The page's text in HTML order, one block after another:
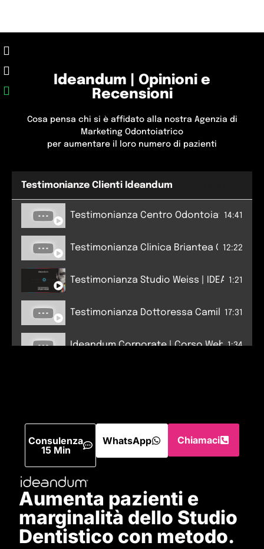
Ideandum | Opinioni e
Recensioni
Cosa pensa chi si è affidato alla nostra Agenzia di
Marketing Odontoiatrico
per aumentare il loro numero di pazienti
Testimonianze Clienti Ideandum
Testimonianza Centro Odontoiatrico14:41
Testimonianza Clinica Briantea 12:22
Testimonianza Studio Weiss | IDEANDUM
1:21
Testimonianza Dottoressa Camilla 17:31
Ideandum Corporate | Corso Web 1:34
Consulenza
15 Min
WhatsApp Chiamaci
Aumenta pazienti e
marginalità dello Studio
Dentistico con metodo.